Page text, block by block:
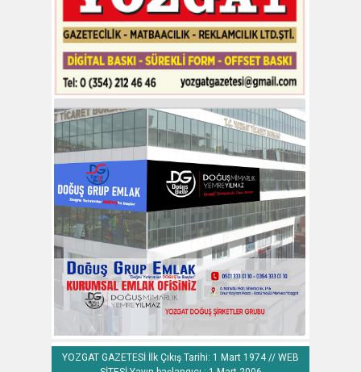
YOZGAT GAZETESİ İlk Çıkış Tarihi: 1 Mart 1974 // WEB